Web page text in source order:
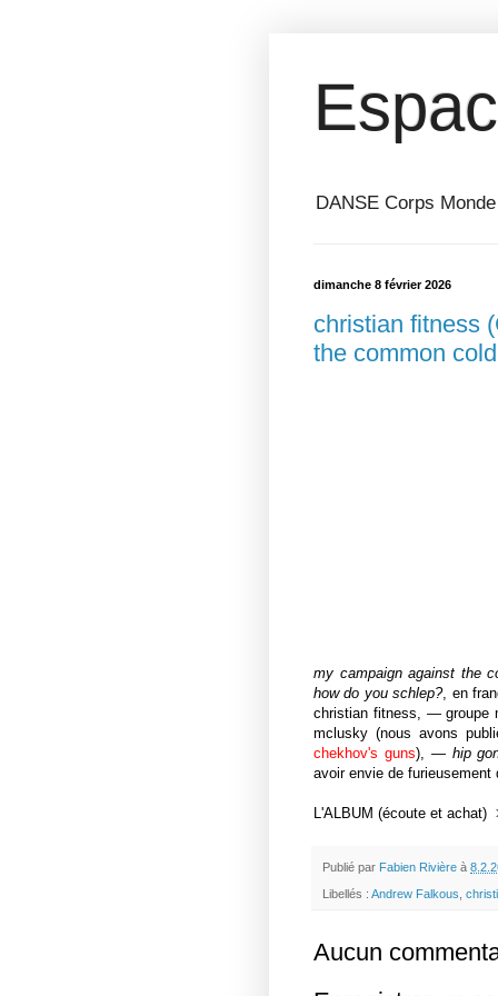
DANSE Corps
dimanche 8 février 2026
christian fitness
the common
my campaign against the
how do you schlep?, en
christian fitness, — groupe
mclusky (nous avons
chekhov's guns), — hip
avoir envie de furieusement
L'ALBUM (écoute et achat)
Publié par Fabien Rivière à
Libellés : Andrew Falkous,
Aucun